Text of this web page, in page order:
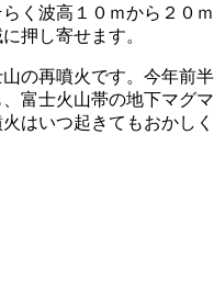
く波高１０ｍから２０ｍ
押し寄せます。
の再噴火です。今年前半
富士火山帯の地下マグマ
はいつ起きてもおかしく